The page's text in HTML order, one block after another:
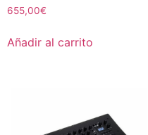
655,00€
Añadir al carrito